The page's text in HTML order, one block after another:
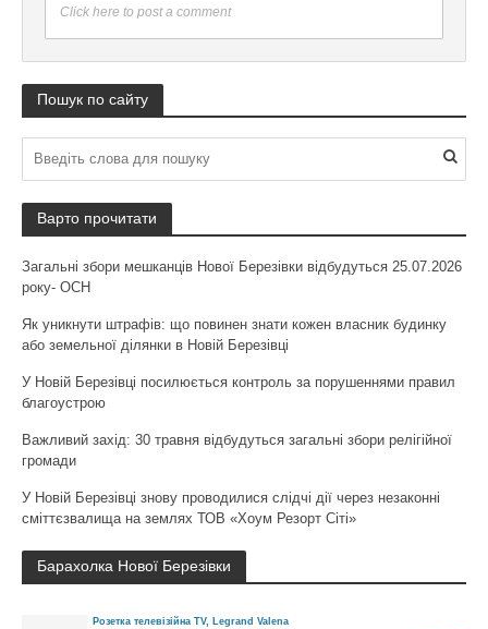
Click here to post a comment
Пошук по сайту
Варто прочитати
Загальні збори мешканців Нової Березівки відбудуться 25.07.2026
року- ОСН
Як уникнути штрафів: що повинен знати кожен власник будинку
або земельної ділянки в Новій Березівці
У Новій Березівці посилюється контроль за порушеннями правил
благоустрою
Важливий захід: 30 травня відбудуться загальні збори релігійної
громади
У Новій Березівці знову проводилися слідчі дії через незаконні
сміттєзвалища на землях ТОВ «Хоум Резорт Сіті»
Барахолка Нової Березівки
Розетка телевізійна TV, Legrand Valena